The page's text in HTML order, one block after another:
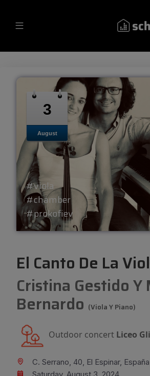
3
August
#viola
#chamber
#prokofiev
El Canto De La
Cristina Gestido Y
Bernardo (Viola Y Piano)
Outdoor concert Liceo
C. Serrano, 40, El Espinar, España